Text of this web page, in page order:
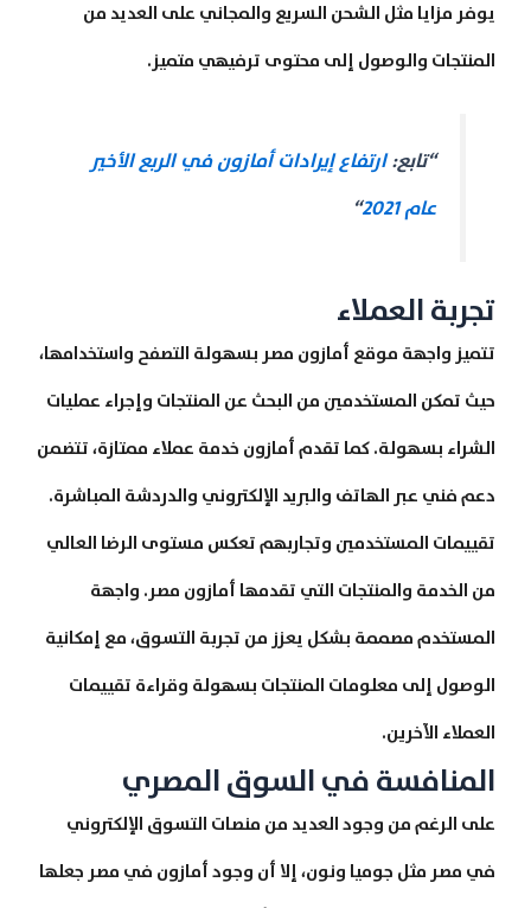
يوفر مزايا مثل الشحن السريع والمجاني على العديد من
المنتجات والوصول إلى محتوى ترفيهي متميز.
“تابع:ارتفاع إيرادات أمازون في الربع الأخير
عام 2021
“
تجربة العملاء
تتميز واجهة موقع أمازون مصر بسهولة التصفح واستخدامها،
حيث تمكن المستخدمين من البحث عن المنتجات وإجراء عمليات
الشراء بسهولة. كما تقدم أمازون خدمة عملاء ممتازة، تتضمن
دعم فني عبر الهاتف والبريد الإلكتروني والدردشة المباشرة.
تقييمات المستخدمين وتجاربهم تعكس مستوى الرضا العالي
من الخدمة والمنتجات التي تقدمها أمازون مصر. واجهة
المستخدم مصممة بشكل يعزز من تجربة التسوق، مع إمكانية
الوصول إلى معلومات المنتجات بسهولة وقراءة تقييمات
العملاء الآخرين.
المنافسة في السوق المصري
على الرغم من وجود العديد من منصات التسوق الإلكتروني
في مصر مثل جوميا ونون، إلا أن وجود أمازون في مصر جعلها